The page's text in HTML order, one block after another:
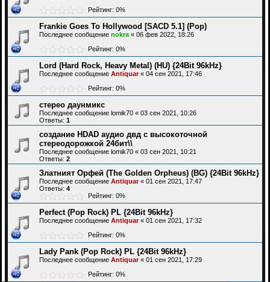
Рейтинг: 0%
Frankie Goes To Hollywood [SACD 5.1] (Pop)
Последнее сообщение nokra « 06 фев 2022, 18:26
Рейтинг: 0%
Lord (Hard Rock, Heavy Metal) (HU) {24Bit 96kHz}
Последнее сообщение Antiquar« 04 сен 2021, 17:46
Рейтинг: 0%
стерео даунмикс
Последнее сообщение lomik70 « 03 сен 2021, 10:26
Ответы: 1
создание HDAD аудио двд с высокоточной
стереодорожкой 24бит\\
Последнее сообщение lomik70 « 03 сен 2021, 10:21
Ответы: 2
Златният Орфей (The Golden Orpheus) (BG) {24Bit 96kHz}
Последнее сообщение Antiquar« 01 сен 2021, 17:47
Ответы: 4
Рейтинг: 0%
Perfect (Pop Rock) PL {24Bit 96kHz}
Последнее сообщение Antiquar« 01 сен 2021, 17:32
Рейтинг: 0%
Lady Pank (Pop Rock) PL {24Bit 96kHz}
Последнее сообщение Antiquar« 01 сен 2021, 17:29
Рейтинг: 0%